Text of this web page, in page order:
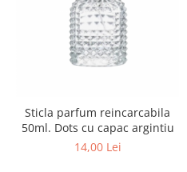
Sticla parfum reincarcabila
50ml. Dots cu capac argintiu
14,00 Lei